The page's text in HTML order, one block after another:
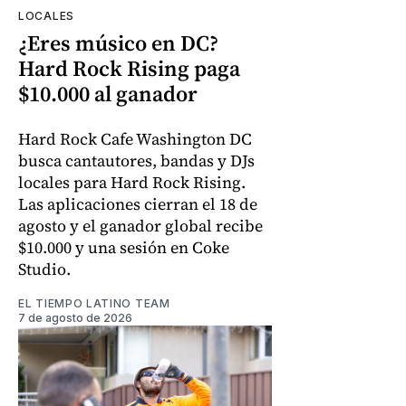
LOCALES
¿Eres músico en DC?
Hard Rock Rising paga
$10.000 al ganador
Hard Rock Cafe Washington DC
busca cantautores, bandas y DJs
locales para Hard Rock Rising.
Las aplicaciones cierran el 18 de
agosto y el ganador global recibe
$10.000 y una sesión en Coke
Studio.
EL TIEMPO LATINO TEAM
7 de agosto de 2026